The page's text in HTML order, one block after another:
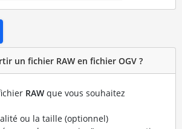
un fichier RAW en fichier OGV ?
RAWque vous souhaitez
ou la taille (optionnel)